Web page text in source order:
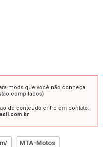
mods que você não conheça
compilados)
de conteúdo entre em contato:
MTA-Motos